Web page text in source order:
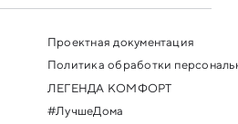
Проектная документация
Политика обработки
ЛЕГЕНДА КОМФОРТ
#ЛучшеДома